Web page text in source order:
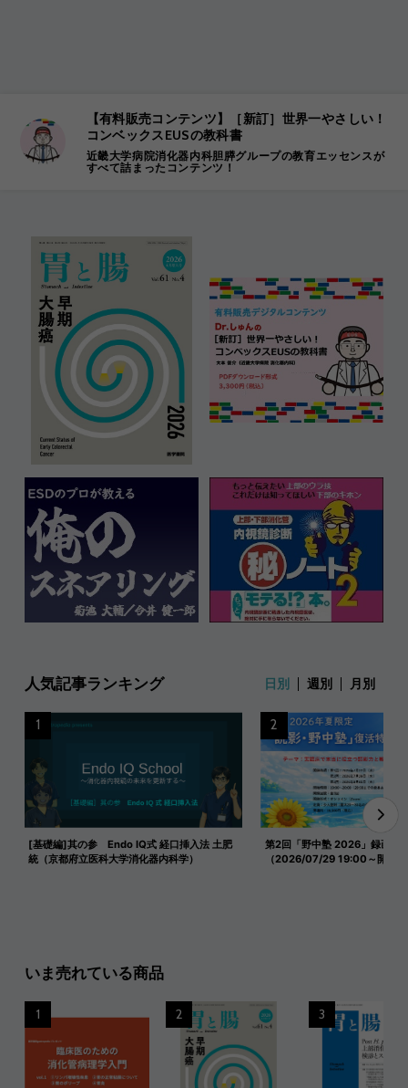
【有料販売コンテンツ】［新訂］世界一やさしい！
コンベックスEUSの教科書
近畿大学病院消化器内科胆膵グループの教育エッセンスが
すべて詰まったコンテンツ！
人気記事ランキング 日別 週別 月別
[基礎編]其の参 Endo IQ式 経口挿入法 土肥
統（京都府立医科大学消化器内科学）
1
第2回「野中塾 2026」録画映
（2026/07/29 19:00～開催）
2
いま売れている商品
1 2 3